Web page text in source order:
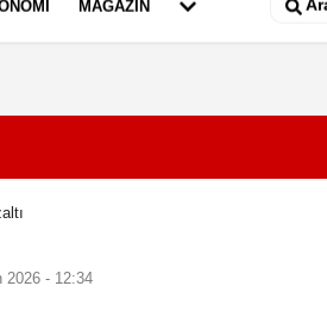
MAGAZIN
2026 - 12:34